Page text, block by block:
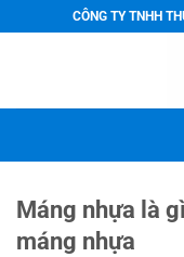
qua
CÔNG TY TNHH
Máng nhựa là
máng nhựa